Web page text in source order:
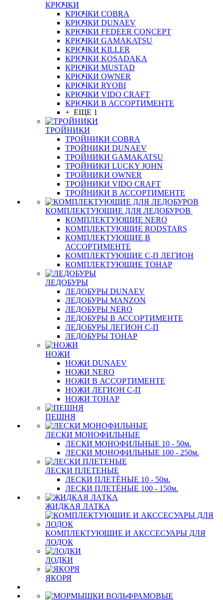
КРЮЧКИ
КРЮЧКИ COBRA
КРЮЧКИ DUNAEV
КРЮЧКИ FEDEER CONCEPT
КРЮЧКИ GAMAKATSU
КРЮЧКИ KILLER
КРЮЧКИ KOSADAKA
КРЮЧКИ MUSTAD
КРЮЧКИ OWNER
КРЮЧКИ RYOBI
КРЮЧКИ VIDO CRAFT
КРЮЧКИ В АССОРТИМЕНТЕ
+ ЕЩЕ 1
ТРОЙНИКИ
ТРОЙНИКИ COBRA
ТРОЙНИКИ DUNAEV
ТРОЙНИКИ GAMAKATSU
ТРОЙНИКИ LUCKY JOHN
ТРОЙНИКИ OWNER
ТРОЙНИКИ VIDO CRAFT
ТРОЙНИКИ В АССОРТИМЕНТЕ
КОМПЛЕКТУЮЩИЕ ДЛЯ ЛЕДОБУРОВ
КОМПЛЕКТУЮЩИЕ NERO
КОМПЛЕКТУЮЩИЕ RODSTARS
КОМПЛЕКТУЮЩИЕ В
АССОРТИМЕНТЕ
КОМПЛЕКТУЮЩИЕ С-П ЛЕГИОН
КОМПЛЕКТУЮЩИЕ ТОНАР
ЛЕДОБУРЫ
ЛЕДОБУРЫ DUNAEV
ЛЕДОБУРЫ MANZON
ЛЕДОБУРЫ NERO
ЛЕДОБУРЫ В АССОРТИМЕНТЕ
ЛЕДОБУРЫ ЛЕГИОН С-П
ЛЕДОБУРЫ ТОНАР
НОЖИ
НОЖИ DUNAEV
НОЖИ NERO
НОЖИ В АССОРТИМЕНТЕ
НОЖИ ЛЕГИОН С-П
НОЖИ ТОНАР
ПЕШНЯ
ЛЕСКИ МОНОФИЛЬНЫЕ
ЛЕСКИ МОНОФИЛЬНЫЕ 10 - 50м.
ЛЕСКИ МОНОФИЛЬНЫЕ 100 - 250м.
ЛЕСКИ ПЛЕТЕНЫЕ
ЛЕСКИ ПЛЕТЁНЫЕ 10 - 50м.
ЛЕСКИ ПЛЕТЁНЫЕ 100 - 150м.
ЖИДКАЯ ЛАТКА
КОМПЛЕКТУЮЩИЕ И АКССЕСУАРЫ ДЛЯ
ЛОДОК
ЛОДКИ
ЯКОРЯ